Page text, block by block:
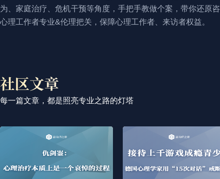
为、家庭治疗、危机干预等角度，手把手教做个案，带你还原
心理工作者专业&伦理把关，保障心理工作者、来访者权益。
每一篇文章，都是照亮专业之路的灯塔